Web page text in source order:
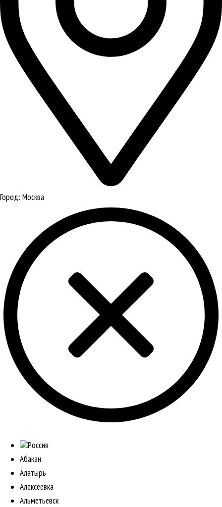
Город: Москва
Россия
Абакан
Алатырь
Алексеевка
Альметьевск